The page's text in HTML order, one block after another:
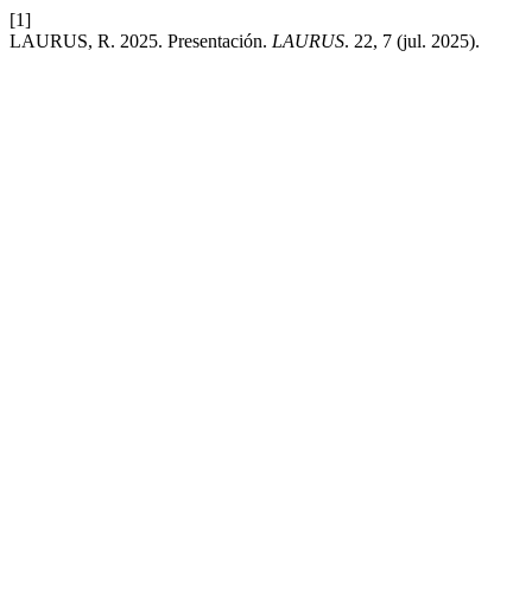
[1]
LAURUS, R. 2025. Presentación. LAURUS. 22, 7 (jul. 2025).